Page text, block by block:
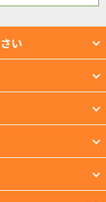
い